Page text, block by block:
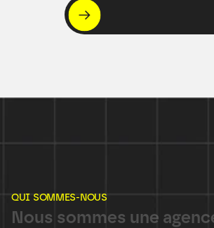
Voir nos projets
C'est par ici !
QUI SOMMES-NOUS
Nous sommes une agenc